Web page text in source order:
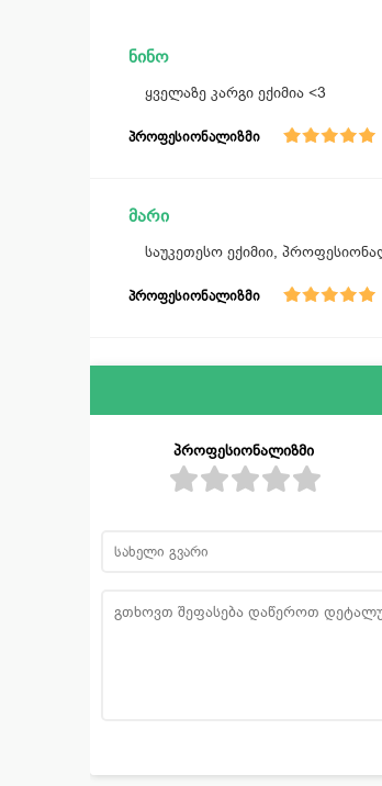
ნინო
ყველაზე კარგი ექიმია <3
პროფესიონალიზმი
მარი
საუკეთესო ექიმიი,
პროფესიონალიზმი
პროფესიონალიზმი